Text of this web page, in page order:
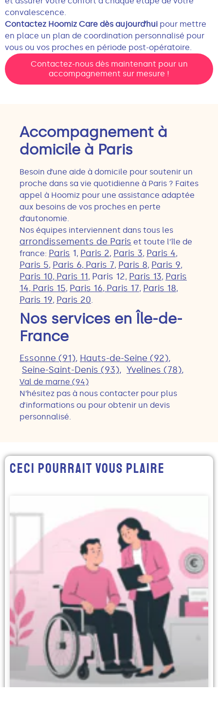
convalescence.
Contactez Hoomiz Care dès aujourd’hui pour mettre
en place un plan de coordination personnalisé pour
vous ou vos proches en période post-opératoire.
Contactez-nous dès maintenant pour un
accompagnement sur mesure !
Accompagnement à
domicile à Paris
Besoin d’une aide à domicile pour soutenir un
proche dans sa vie quotidienne à Paris ? Faites
appel à Hoomiz pour une assistance adaptée
aux besoins de vos proches en perte
d’autonomie.
Nos équipes interviennent dans tous les
arrondissements de Paris et toute l’île de
france: Paris 1, Paris 2, Paris 3, Paris 4,
Paris 5, Paris 6, Paris 7, Paris 8, Paris 9,
Paris 10, Paris 11, Paris 12, Paris 13, Paris
14, Paris 15, Paris 16, Paris 17, Paris 18,
Paris 19, Paris 20.
Nos services en Île-de-
France
Essonne (91), Hauts-de-Seine (92),
Seine-Saint-Denis (93), Yvelines (78),
Val de marne (94)
N’hésitez pas à nous contacter pour plus
d’informations ou pour obtenir un devis
personnalisé.
Ceci Pourrait Vous Plaire